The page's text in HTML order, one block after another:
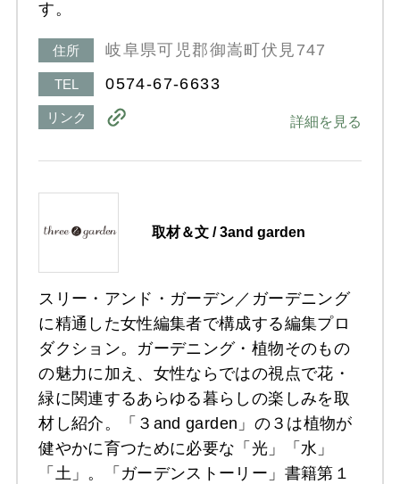
す。
住所 岐阜県可児郡御嵩町伏見747
TEL 0574-67-6633
リンク 詳細を見る
取材＆文 / 3and garden
スリー・アンド・ガーデン／ガーデニング
に精通した女性編集者で構成する編集プロ
ダクション。ガーデニング・植物そのもの
の魅力に加え、女性ならではの視点で花・
緑に関連するあらゆる暮らしの楽しみを取
材し紹介。「３and garden」の３は植物が
健やかに育つために必要な「光」「水」
「土」。「ガーデンストーリー」書籍第１